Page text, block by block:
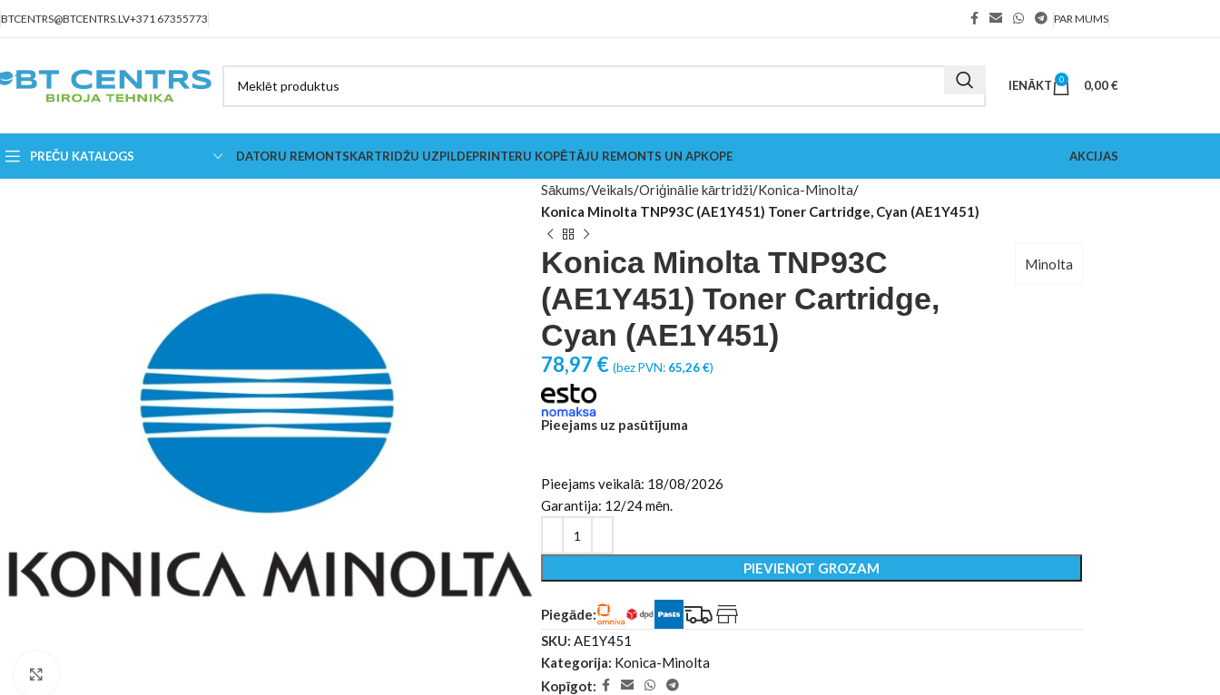
BTCENTRS@BTCENTRS.LV+371 67355773 PAR MUMS
IENĀKT 0 0,00€
PREČU KATALOGS DATORU REMONTSKARTRIDŽU UZPILDEPRINTERU KOPĒTĀJU REMONTS UN APKOPE AKCIJAS
Sākums Veikals Oriģinālie kārtridži Konica-Minolta
Konica Minolta TNP93C (AE1Y451) Toner Cartridge, Cyan (AE1Y451)
Konica Minolta TNP93C
(AE1Y451) Toner Cartridge,
Cyan (AE1Y451)
Minolta
78,97 € (bez PVN: 65,26€)
Pieejams uz pasūtījuma
Pieejams veikalā: 18/08/2026
Garantija: 12/24 mēn.
PIEVIENOT GROZAM
Piegāde:
SKU: AE1Y451
Kategorija: Konica-Minolta
Kopīgot: